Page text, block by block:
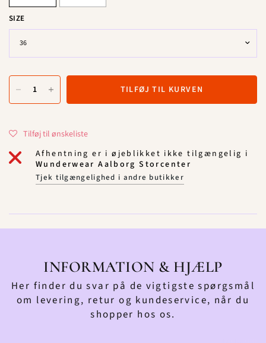
SIZE
TILFØJ TIL KURVEN
Tilføj til ønskeliste
Afhentning er i øjeblikket ikke tilgængelig i
Wunderwear Aalborg Storcenter
Tjek tilgængelighed i andre butikker
INFORMATION & HJÆLP
Her finder du svar på de vigtigste spørgsmål
om levering, retur og kundeservice, når du
shopper hos os.